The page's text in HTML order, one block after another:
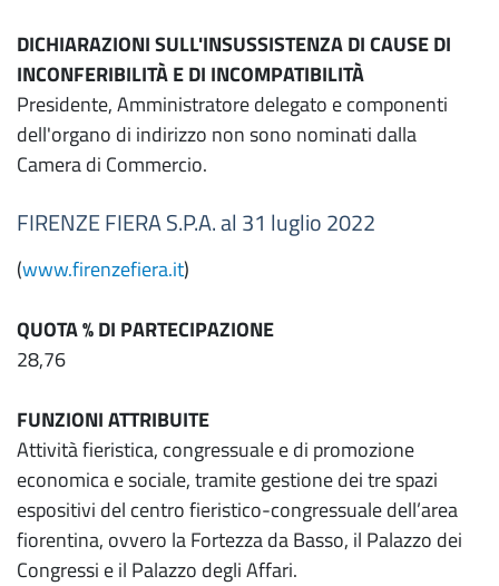
DICHIARAZIONI SULL'INSUSSISTENZA DI CAUSE DI
INCONFERIBILITÀ E DI INCOMPATIBILITÀ
Presidente, Amministratore delegato e componenti
dell'organo di indirizzo non sono nominati dalla
Camera di Commercio.
FIRENZE FIERA S.P.A. al 31 luglio 2022
(www.firenzefiera.it)
QUOTA % DI PARTECIPAZIONE
28,76
FUNZIONI ATTRIBUITE
Attività fieristica, congressuale e di promozione
economica e sociale, tramite gestione dei tre spazi
espositivi del centro fieristico-congressuale dell’area
fiorentina, ovvero la Fortezza da Basso, il Palazzo dei
Congressi e il Palazzo degli Affari.